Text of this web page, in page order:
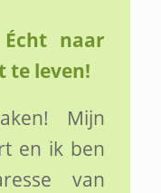
naar
te leven!
Mijn
en ik ben
van